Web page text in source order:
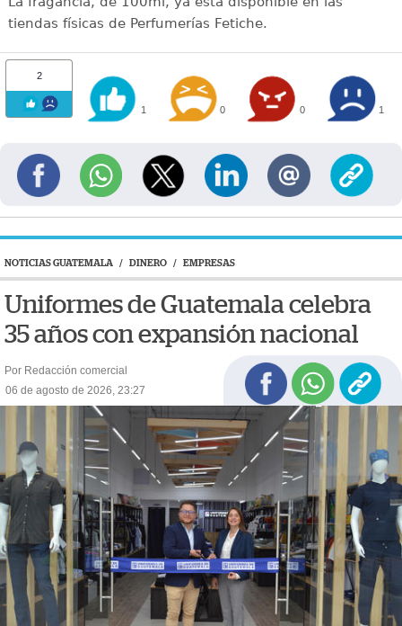
tiendas físicas de Perfumerías Fetiche.
2
1 0 0 1
NOTICIAS GUATEMALA / DINERO / EMPRESAS
Uniformes de Guatemala celebra
35 años con expansión nacional
Por Redacción comercial
06 de agosto de 2026, 23:27